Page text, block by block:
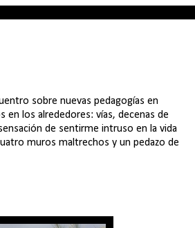
sobre nuevas pedagogías en
en los alrededores: vías, decenas de
de sentirme intruso en la vida
muros maltrechos y un pedazo de